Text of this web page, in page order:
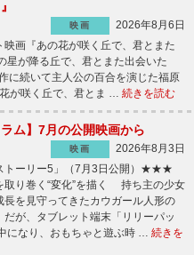
映画
2026年8月6日
画『あの花が咲く丘で、君とまた
星が降る丘で、君とまた出会いた
に続いて主人公の百合を演じた福原
が咲く丘で、君とま … 続きを読む
ラム】7月の公開映画から
映画
2026年8月3日
トーリー5」（7月3日公開）★★★
取り巻く“変化”を描く 持ち主の少女
長を見守ってきたカウガール人形の
だが、タブレット端末「リリーパッ
になり、おもちゃと遊ぶ時 … 続きを